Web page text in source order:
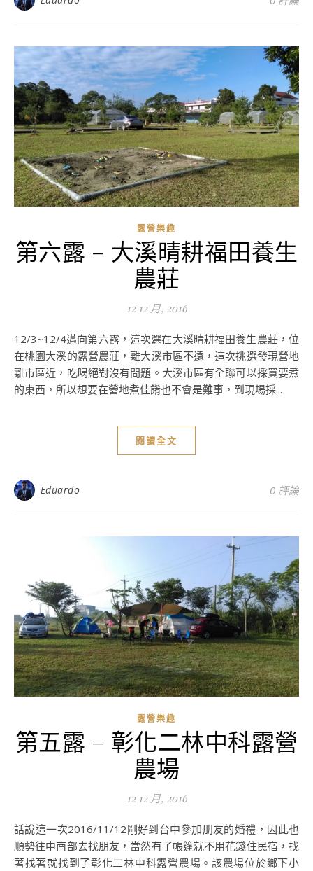
露營樂趣
第六露 – 大溪晴耕福田養生
農莊
12 12 月, 2016
12/3~12/4邁向第六露，這次選在大溪晴耕福田養生農莊，位
在桃園大溪的露營農莊，離大溪市區不遠，這次挑選發現營地
離市區近，吃喝絕對沒有問題。大溪市區有全聯可以採買要煮
的東西，所以想要在營地煮佳餚也不會是難事，到現場採...
閱讀全文
Eduardo 0 評論
露營樂趣
第五露 – 彰化二林中科露營
農場
12 12 月, 2016
話說這一次2016/11/12剛好到台中參加朋友的婚禮，因此也
順勢往中南部去找朋友，當然有了帳篷就不用花錢住民宿，找
著找著就找到了彰化二林中科露營農場。該農場位於鄉下小